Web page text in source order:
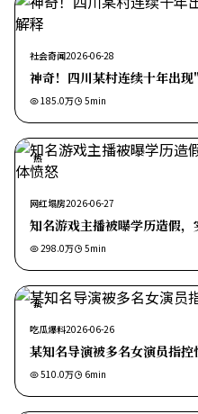
社会奇闻2026-06-28
神奇！四川某村连续十年出
185.0万 5min
热
网红塌房2026-06-27
知名游戏主播被曝学历造假
298.0万 5min
热
吃瓜爆料2026-06-26
某知名导演被多名女演员指
510.0万 6min